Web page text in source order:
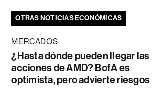
OTRAS NOTICIAS ECONÓMICAS
MERCADOS
¿Hasta dónde pueden llegar las
acciones de AMD? BofA es
optimista, pero advierte riesgos